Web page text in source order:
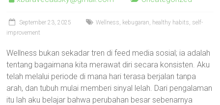
September 23, 2025
Wellness, kebugaran, healthy habits, self-
improvement
Wellness bukan sekadar tren di feed media sosial; ia adalah
tentang bagaimana kita merawat diri secara konsisten. Aku
telah melalui periode di mana hari terasa berjalan tanpa
arah, dan tubuh mulai memberi sinyal lelah. Dari pengalaman
itu lah aku belajar bahwa perubahan besar sebenarnya